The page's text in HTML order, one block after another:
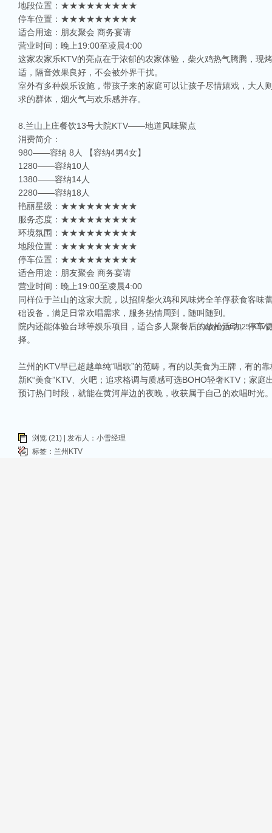
相关推荐
地段位置：★★★★★★★★★
停车位置：★★★★★★★★★
适合用途：朋友聚会 商务宴请
营业时间：晚上19:00至凌晨4:00
这家农家乐KTV的亮点在于浓郁的农家体验，柴火鸡热气腾腾，现
适，隔音效果良好，不会被外界干扰。
室外有多种娱乐设施，带孩子来的家庭可以让孩子尽情嬉戏，大
求的群体，烟火气与欢乐感并存。
8.兰山上庄餐饮13号大院KTV——地道风味聚点
消费简介：
980——容纳 8人 【容纳4男4女】
1280——容纳10人
1380——容纳14人
2280——容纳18人
艳丽星级：★★★★★★★★★
服务态度：★★★★★★★★★
环境氛围：★★★★★★★★★
地段位置：★★★★★★★★★
停车位置：★★★★★★★★★
适合用途：朋友聚会 商务宴请
营业时间：晚上19:00至凌晨4:00
同样位于兰山的这家大院，以招牌柴火鸡和风味烤全羊俘获食客
础设备，满足日常欢唱需求，服务热情周到，随叫随到。
院内还能体验台球等娱乐项目，适合多人聚餐后的放松活动。停
择。
兰州的KTV早已超越单纯“唱歌”的范畴，有的以美食为王牌，有的
新K“美食”KTV、火吧；追求格调与质感可选BOHO轻奢KTV；家
预订热门时段，就能在黄河岸边的夜晚，收获属于自己的欢唱时光
浏览 (21) | 发布人：小雪经理
标签： 兰州KTV
Copyright 2025 KTV